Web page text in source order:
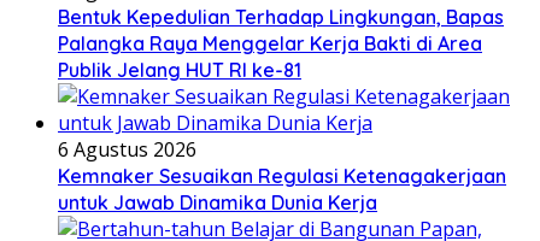
Bentuk Kepedulian Terhadap Lingkungan, Bapas
Palangka Raya Menggelar Kerja Bakti di Area
Publik Jelang HUT RI ke-81
6 Agustus 2026
Kemnaker Sesuaikan Regulasi Ketenagakerjaan
untuk Jawab Dinamika Dunia Kerja